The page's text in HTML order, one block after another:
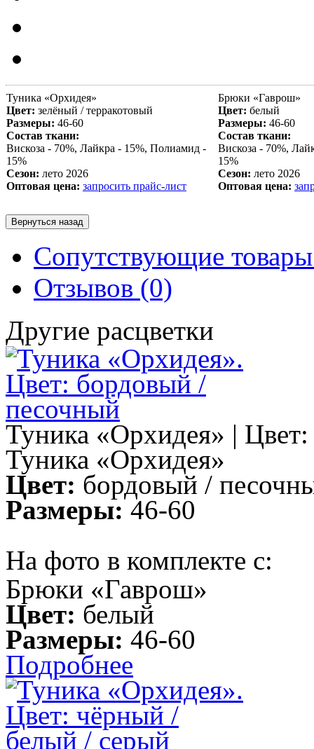
Туника «Орхидея»
Цвет: зелёный / терракотовый
Размеры: 46-60
Состав ткани:
Вискоза - 70%, Лайкра - 15%, Полиамид -
15%
Сезон: лето 2026
Оптовая цена: запросить прайс-лист
Брюки «Гаврош»
Цвет: белый
Размеры: 46-60
Состав ткани:
Вискоза - 70%,
15%
Сезон: лето 2026
Оптовая цена:
Сопутствующие
Отзывов (0)
Другие расцветки
Туника «Орхидея» |
Туника «Орхидея»
Цвет: бордовый /
Размеры:46-60
На фото в комплекте с:
Брюки «Гаврош»
Цвет: белый
Размеры: 46-60
Подробнее